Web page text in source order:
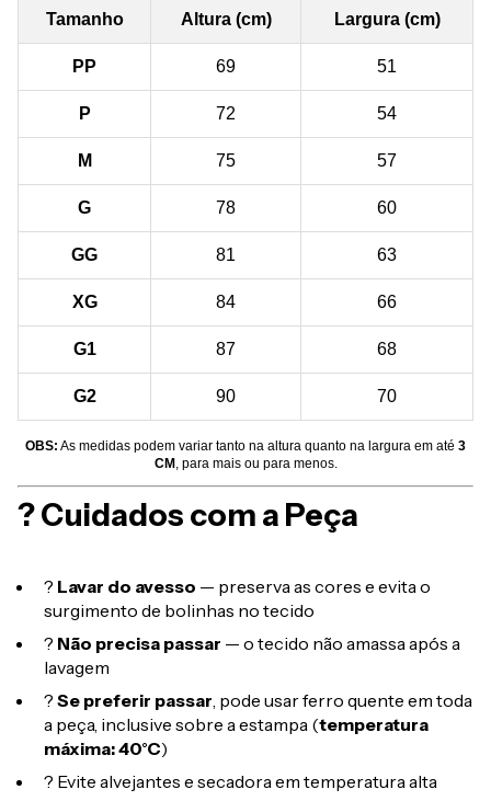
Tamanho Altura (cm) Largura (cm)
PP 69 51
P 72 54
M 75 57
G 78 60
GG 81 63
XG 84 66
G1 87 68
G2 90 70
OBS: As medidas podem variar tanto na altura quanto na largura em até 3
CM, para mais ou para menos.
? Cuidados com a Peça
? Lavar do avesso — preserva as cores e evita o
surgimento de bolinhas no tecido
? Não precisa passar — o tecido não amassa após a
lavagem
? Se preferir passar , pode usar ferro quente em toda
a peça, inclusive sobre a estampa (temperatura
máxima: 40°C)
? Evite alvejantes e secadora em temperatura alta